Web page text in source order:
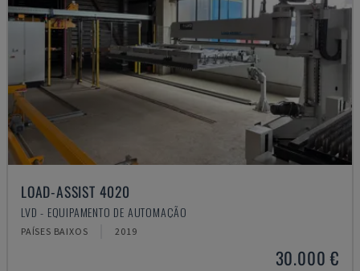
LOAD-ASSIST 4020
LVD - EQUIPAMENTO DE AUTOMAÇÃO
PAÍSES BAIXOS 2019
30.000 €